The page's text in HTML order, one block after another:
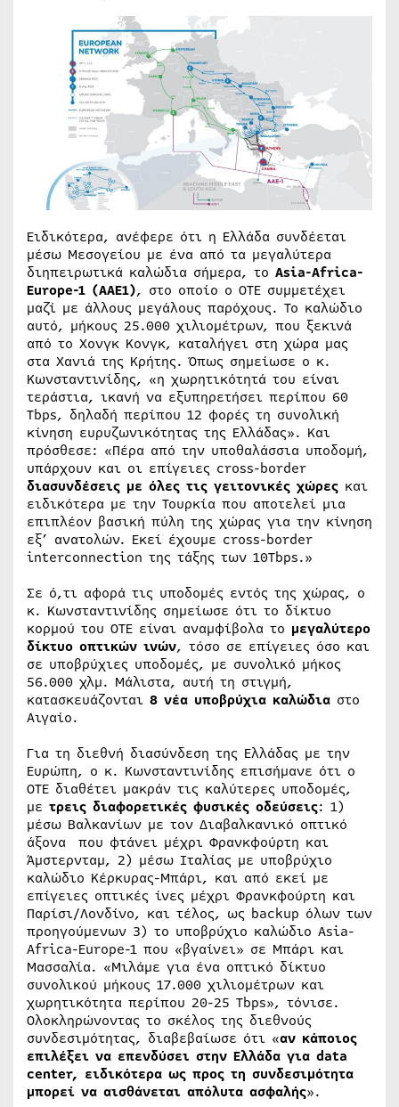
Ειδικότερα, ανέφερε ότι η Ελλάδα συνδέεται
μέσω Μεσογείου με ένα από τα μεγαλύτερα
διηπειρωτικά καλώδια σήμερα, το Asia-Africa-
Europe-1 (ΑΑΕ1), στο οποίο ο ΟΤΕ συμμετέχει
μαζί με άλλους μεγάλους παρόχους. Το καλώδιο
αυτό, μήκους 25.000 χιλιομέτρων, που ξεκινά
από το Χονγκ Κονγκ, καταλήγει στη χώρα μας
στα Χανιά της Κρήτης. Όπως σημείωσε ο κ.
Κωνσταντινίδης, «η χωρητικότητά του είναι
τεράστια, ικανή να εξυπηρετήσει περίπου 60
Tbps, δηλαδή περίπου 12 φορές τη συνολική
κίνηση ευρυζωνικότητας της Ελλάδας». Και
πρόσθεσε: «Πέρα από την υποθαλάσσια υποδομή,
υπάρχουν και οι επίγειες cross-border
διασυνδέσεις με όλες τις γειτονικές χώρες και
ειδικότερα με την Τουρκία που αποτελεί μια
επιπλέον βασική πύλη της χώρας για την κίνηση
εξ’ ανατολών. Εκεί έχουμε cross-border
interconnection της τάξης των 10Tbps.»
Σε ό,τι αφορά τις υποδομές εντός της χώρας, ο
κ. Κωνσταντινίδης σημείωσε ότι το δίκτυο
κορμού του ΟΤΕ είναι αναμφίβολα το μεγαλύτερο
δίκτυο οπτικών ινών, τόσο σε επίγειες όσο και
σε υποβρύχιες υποδομές, με συνολικό μήκος
56.000 χλμ. Μάλιστα, αυτή τη στιγμή,
κατασκευάζονται 8 νέα υποβρύχια καλώδια στο
Αιγαίο.
Για τη διεθνή διασύνδεση της Ελλάδας με την
Ευρώπη, ο κ. Κωνσταντινίδης επισήμανε ότι ο
ΟΤΕ διαθέτει μακράν τις καλύτερες υποδομές,
με τρεις διαφορετικές φυσικές οδεύσεις: 1)
μέσω Βαλκανίων με τον Διαβαλκανικό οπτικό
άξονα που φτάνει μέχρι Φρανκφούρτη και
Άμστερνταμ, 2) μέσω Ιταλίας με υποβρύχιο
καλώδιο Κέρκυρας-Μπάρι, και από εκεί με
επίγειες οπτικές ίνες μέχρι Φρανκφούρτη και
Παρίσι/Λονδίνο, και τέλος, ως backup όλων των
προηγούμενων 3) το υποβρύχιο καλώδιο Asia-
Africa-Europe-1 που «βγαίνει» σε Μπάρι και
Μασσαλία. «Μιλάμε για ένα οπτικό δίκτυο
συνολικού μήκους 17.000 χιλιομέτρων και
χωρητικότητα περίπου 20-25 Tbps», τόνισε.
Ολοκληρώνοντας το σκέλος της διεθνούς
συνδεσιμότητας, διαβεβαίωσε ότι «αν κάποιος
επιλέξει να επενδύσει στην Ελλάδα για data
center, ειδικότερα ως προς τη συνδεσιμότητα
μπορεί να αισθάνεται απόλυτα ασφαλής».